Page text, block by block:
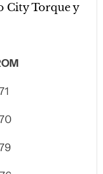
City Torque y